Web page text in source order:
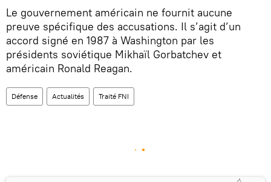
Le gouvernement américain ne fournit aucune
preuve spécifique des accusations. Il s’agit d’un
accord signé en 1987 à Washington par les
présidents soviétique Mikhaïl Gorbatchev et
américain Ronald Reagan.
Défense Actualités Traité FNI